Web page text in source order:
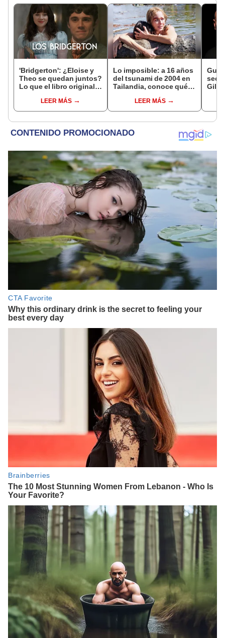
'Bridgerton': ¿Eloise y
Theo se quedan juntos?
Lo que el libro original
LEER MÁS
Lo imposible: a 16 años
del tsunami de 2004 en
Tailandia, conoce qué
Álvarez Belón
LEER MÁS